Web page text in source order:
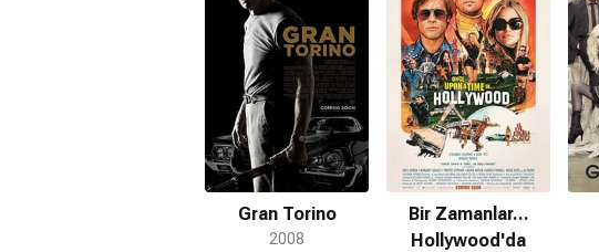
Gran Torino
2008
Bir Zamanlar...
Hollywood'da